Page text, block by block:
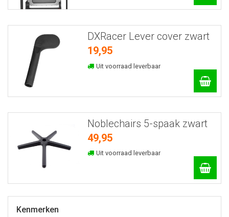
DXRacer Lever cover zwart
19,95
Uit voorraad leverbaar
Noblechairs 5-spaak zwart
49,95
Uit voorraad leverbaar
Kenmerken